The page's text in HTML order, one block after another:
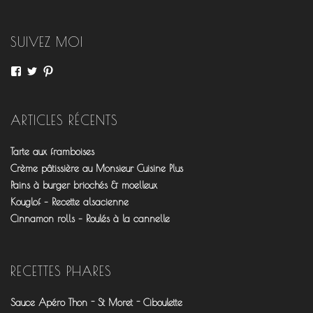
SUIVEZ MOI
Voir
fourchettesflo
sur
Voir
@fourchettesflo
sur
fleurjeanne
sur
ARTICLES RÉCENTS
Tarte aux framboises
Crème pâtissière au Monsieur Cuisine Plus
Pains à burger briochés & moelleux
Kouglof – Recette alsacienne
Cinnamon rolls – Roulés à la cannelle
RECETTES PHARES
Sauce Apéro Thon - St Moret - Ciboulette